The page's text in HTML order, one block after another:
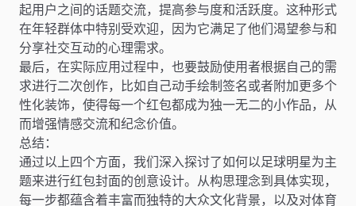
起用户之间的话题交流，提高参与度和活跃度。这种形式
在年轻群体中特别受欢迎，因为它满足了他们渴望参与和
分享社交互动的心理需求。
最后，在实际应用过程中，也要鼓励使用者根据自己的需
求进行二次创作，比如自己动手绘制签名或者附加更多个
性化装饰，使得每一个红包都成为独一无二的小作品，从
而增强情感交流和纪念价值。
总结：
通过以上四个方面，我们深入探讨了如何以足球明星为主
题来进行红包封面的创意设计。从构思理念到具体实现，
每一步都蕴含着丰富而独特的大众文化背景，以及对体育